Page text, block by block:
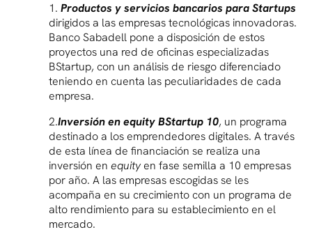
1. Productos y servicios bancarios para Startups
dirigidos a las empresas tecnológicas innovadoras.
Banco Sabadell pone a disposición de estos
proyectos una red de oficinas especializadas
BStartup, con un análisis de riesgo diferenciado
teniendo en cuenta las peculiaridades de cada
empresa.
2.Inversión en equity BStartup 10, un programa
destinado a los emprendedores digitales. A través
de esta línea de financiación se realiza una
inversión en equityen fase semilla a 10 empresas
por año. A las empresas escogidas se les
acompaña en su crecimiento con un programa de
alto rendimiento para su establecimiento en el
mercado.